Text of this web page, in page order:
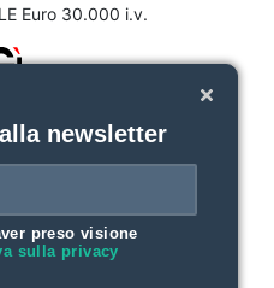
Euro 30.000 i.v.
newsletter
preso visione
sulla privacy